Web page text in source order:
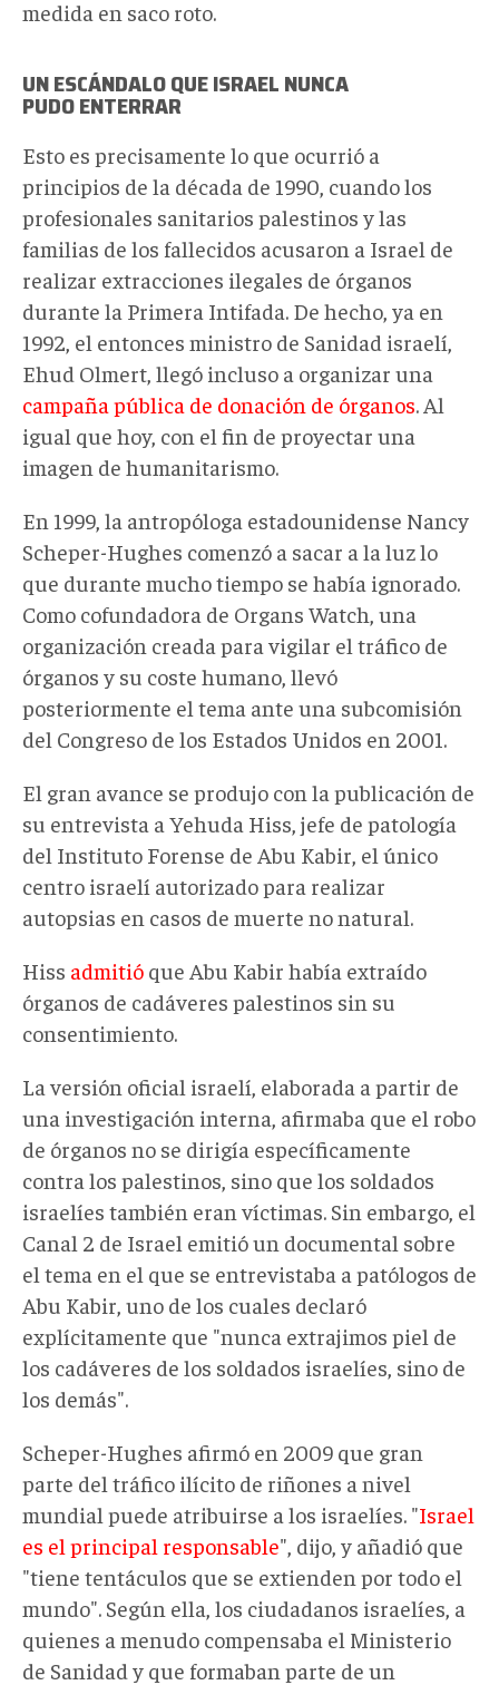
medida en saco roto.
UN ESCÁNDALO QUE ISRAEL NUNCA
PUDO ENTERRAR
Esto es precisamente lo que ocurrió a
principios de la década de 1990, cuando los
profesionales sanitarios palestinos y las
familias de los fallecidos acusaron a Israel de
realizar extracciones ilegales de órganos
durante la Primera Intifada. De hecho, ya en
1992, el entonces ministro de Sanidad israelí,
Ehud Olmert, llegó incluso a organizar una
campaña pública de donación de órganos. Al
igual que hoy, con el fin de proyectar una
imagen de humanitarismo.
En 1999, la antropóloga estadounidense Nancy
Scheper-Hughes comenzó a sacar a la luz lo
que durante mucho tiempo se había ignorado.
Como cofundadora de Organs Watch, una
organización creada para vigilar el tráfico de
órganos y su coste humano, llevó
posteriormente el tema ante una subcomisión
del Congreso de los Estados Unidos en 2001.
El gran avance se produjo con la publicación de
su entrevista a Yehuda Hiss, jefe de patología
del Instituto Forense de Abu Kabir, el único
centro israelí autorizado para realizar
autopsias en casos de muerte no natural.
Hiss admitió que Abu Kabir había extraído
órganos de cadáveres palestinos sin su
consentimiento.
La versión oficial israelí, elaborada a partir de
una investigación interna, afirmaba que el robo
de órganos no se dirigía específicamente
contra los palestinos, sino que los soldados
israelíes también eran víctimas. Sin embargo, el
Canal 2 de Israel emitió un documental sobre
el tema en el que se entrevistaba a patólogos de
Abu Kabir, uno de los cuales declaró
explícitamente que "nunca extrajimos piel de
los cadáveres de los soldados israelíes, sino de
los demás".
Scheper-Hughes afirmó en 2009 que gran
parte del tráfico ilícito de riñones a nivel
mundial puede atribuirse a los israelíes. "Israel
es el principal responsable", dijo, y añadió que
"tiene tentáculos que se extienden por todo el
mundo". Según ella, los ciudadanos israelíes, a
quienes a menudo compensaba el Ministerio
de Sanidad y que formaban parte de un